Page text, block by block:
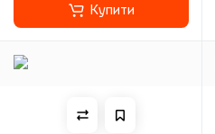
Купити